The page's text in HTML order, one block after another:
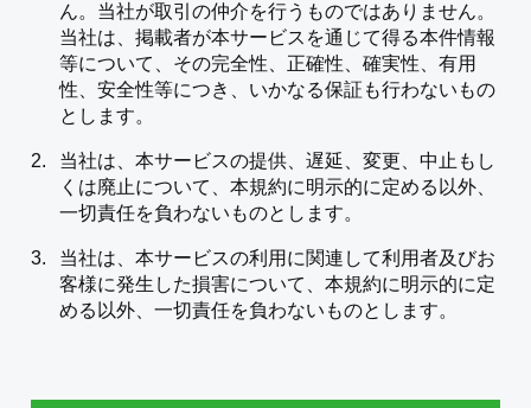
ん。当社が取引の仲介を行うものではありません。
当社は、掲載者が本サービスを通じて得る本件情報
等について、その完全性、正確性、確実性、有用
性、安全性等につき、いかなる保証も行わないもの
とします。
当社は、本サービスの提供、遅延、変更、中止もし
くは廃止について、本規約に明示的に定める以外、
一切責任を負わないものとします。
当社は、本サービスの利用に関連して利用者及びお
客様に発生した損害について、本規約に明示的に定
める以外、一切責任を負わないものとします。